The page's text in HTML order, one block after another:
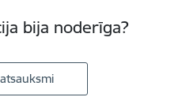
bija noderīga?